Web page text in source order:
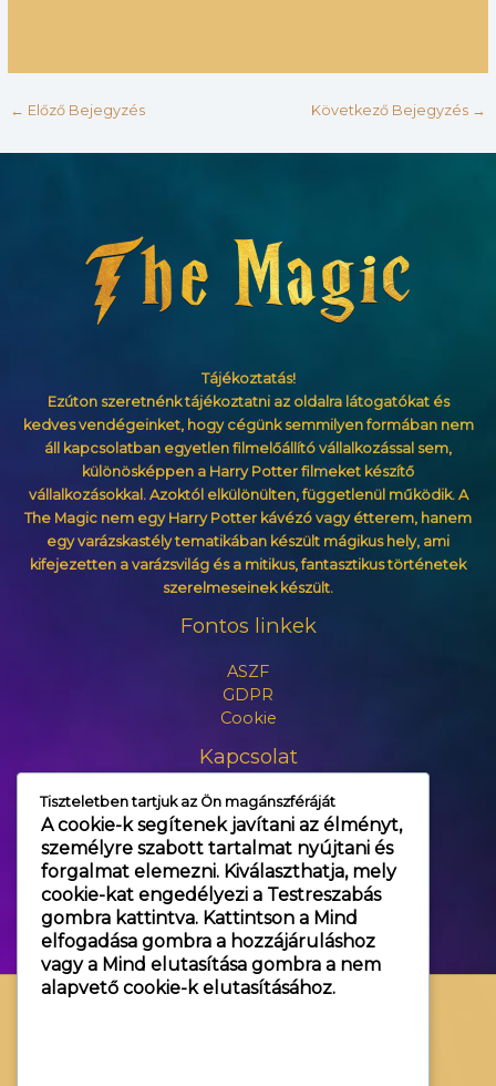
← Előző Bejegyzés Következő Bejegyzés →
Tájékoztatás!
Ezúton szeretnénk tájékoztatni az oldalra látogatókat és
kedves vendégeinket, hogy cégünk semmilyen formában nem
áll kapcsolatban egyetlen filmelőállító vállalkozással sem,
különösképpen a Harry Potter filmeket készítő
vállalkozásokkal. Azoktól elkülönülten, függetlenül működik. A
The Magic nem egy Harry Potter kávézó vagy étterem, hanem
egy varázskastély tematikában készült mágikus hely, ami
kifejezetten a varázsvilág és a mitikus, fantasztikus történetek
szerelmeseinek készült.
Fontos linkek
ASZF
GDPR
Cookie
Kapcsolat
+3630 606 6109
info@themagic.hu
1065 Budapest Hajós utca 25.
Tiszteletben tartjuk az Ön magánszféráját
A cookie-k segítenek javítani az élményt,
személyre szabott tartalmat nyújtani és
forgalmat elemezni. Kiválaszthatja, mely
cookie-kat engedélyezi a Testreszabás
gombra kattintva. Kattintson a Mind
elfogadása gombra a hozzájáruláshoz
vagy a Mind elutasítása gombra a nem
alapvető cookie-k elutasításához.